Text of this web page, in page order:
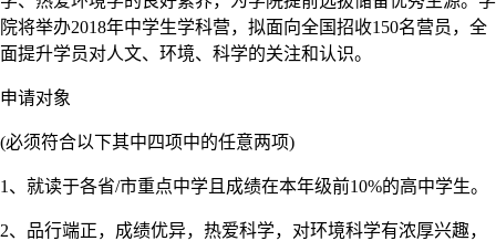
院将举办2018年中学生学科营，拟面向全国招收150名营员，全
面提升学员对人文、环境、科学的关注和认识。
申请对象
(必须符合以下其中四项中的任意两项)
1、就读于各省/市重点中学且成绩在本年级前10%的高中学生。
2、品行端正，成绩优异，热爱科学，对环境科学有浓厚兴趣，